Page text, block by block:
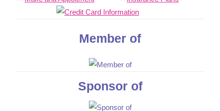
Member of
Sponsor of